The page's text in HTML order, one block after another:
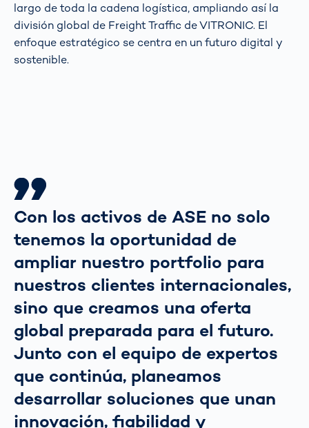
largo de toda la cadena logística, ampliando así la
división global de Freight Traffic de VITRONIC. El
enfoque estratégico se centra en un futuro digital y
sostenible.
Con los activos de ASE no solo
tenemos la oportunidad de
ampliar nuestro portfolio para
nuestros clientes internacionales,
sino que creamos una oferta
global preparada para el futuro.
Junto con el equipo de expertos
que continúa, planeamos
desarrollar soluciones que unan
innovación, fiabilidad y